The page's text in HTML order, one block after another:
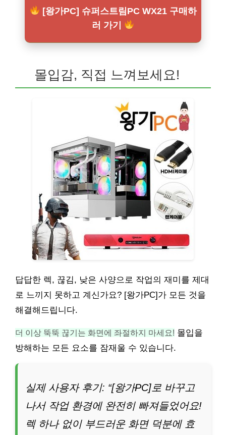
[왕가PC] 슈퍼스트림PC WX21 구매하
러 가기
몰입감, 직접 느껴보세요!
답답한 렉, 끊김, 낮은 사양으로 작업의 재미를 제대
로 느끼지 못하고 계신가요? [왕가PC]가 모든 것을
해결해드립니다.
더 이상 뚝뚝 끊기는 화면에 좌절하지 마세요! 몰입을
방해하는 모든 요소를 잠재울 수 있습니다.
실제 사용자 후기: “[왕가PC]로 바꾸고
나서 작업 환경에 완전히 빠져들었어요!
렉 하나 없이 부드러운 화면 덕분에 효